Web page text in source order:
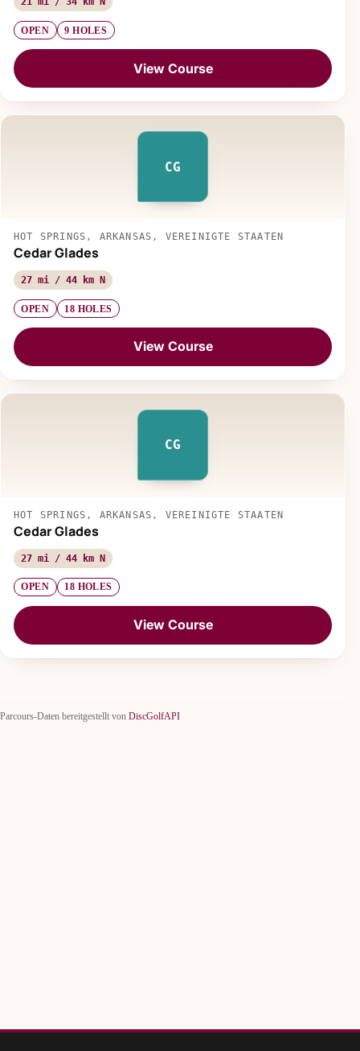
OPEN 9 HOLES
View Course
CG
HOT SPRINGS, ARKANSAS, VEREINIGTE STAATEN
Cedar Glades
27 mi / 44 km N
OPEN 18 HOLES
View Course
CG
HOT SPRINGS, ARKANSAS, VEREINIGTE STAATEN
Cedar Glades
27 mi / 44 km N
OPEN 18 HOLES
View Course
Parcours-Daten bereitgestellt von DiscGolfAPI